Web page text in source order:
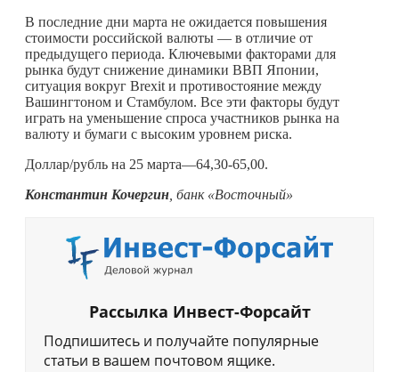
В последние дни марта не ожидается повышения
стоимости российской валюты — в отличие от
предыдущего периода. Ключевыми факторами для
рынка будут снижение динамики ВВП Японии,
ситуация вокруг Brexit и противостояние между
Вашингтоном и Стамбулом. Все эти факторы будут
играть на уменьшение спроса участников рынка на
валюту и бумаги с высоким уровнем риска.
Доллар/рубль на 25 марта—64,30-65,00.
Константин Кочергин , банк «Восточный»
Рассылка Инвест-Форсайт
Подпишитесь и получайте популярные
статьи в вашем почтовом ящике.